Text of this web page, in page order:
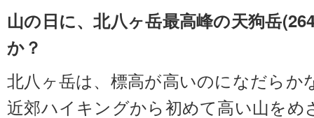
山の日に、北八ヶ岳最高峰の天狗岳
か？
北八ヶ岳は、標高が高いのになだらか
近郊ハイキングから初めて高い山をめ